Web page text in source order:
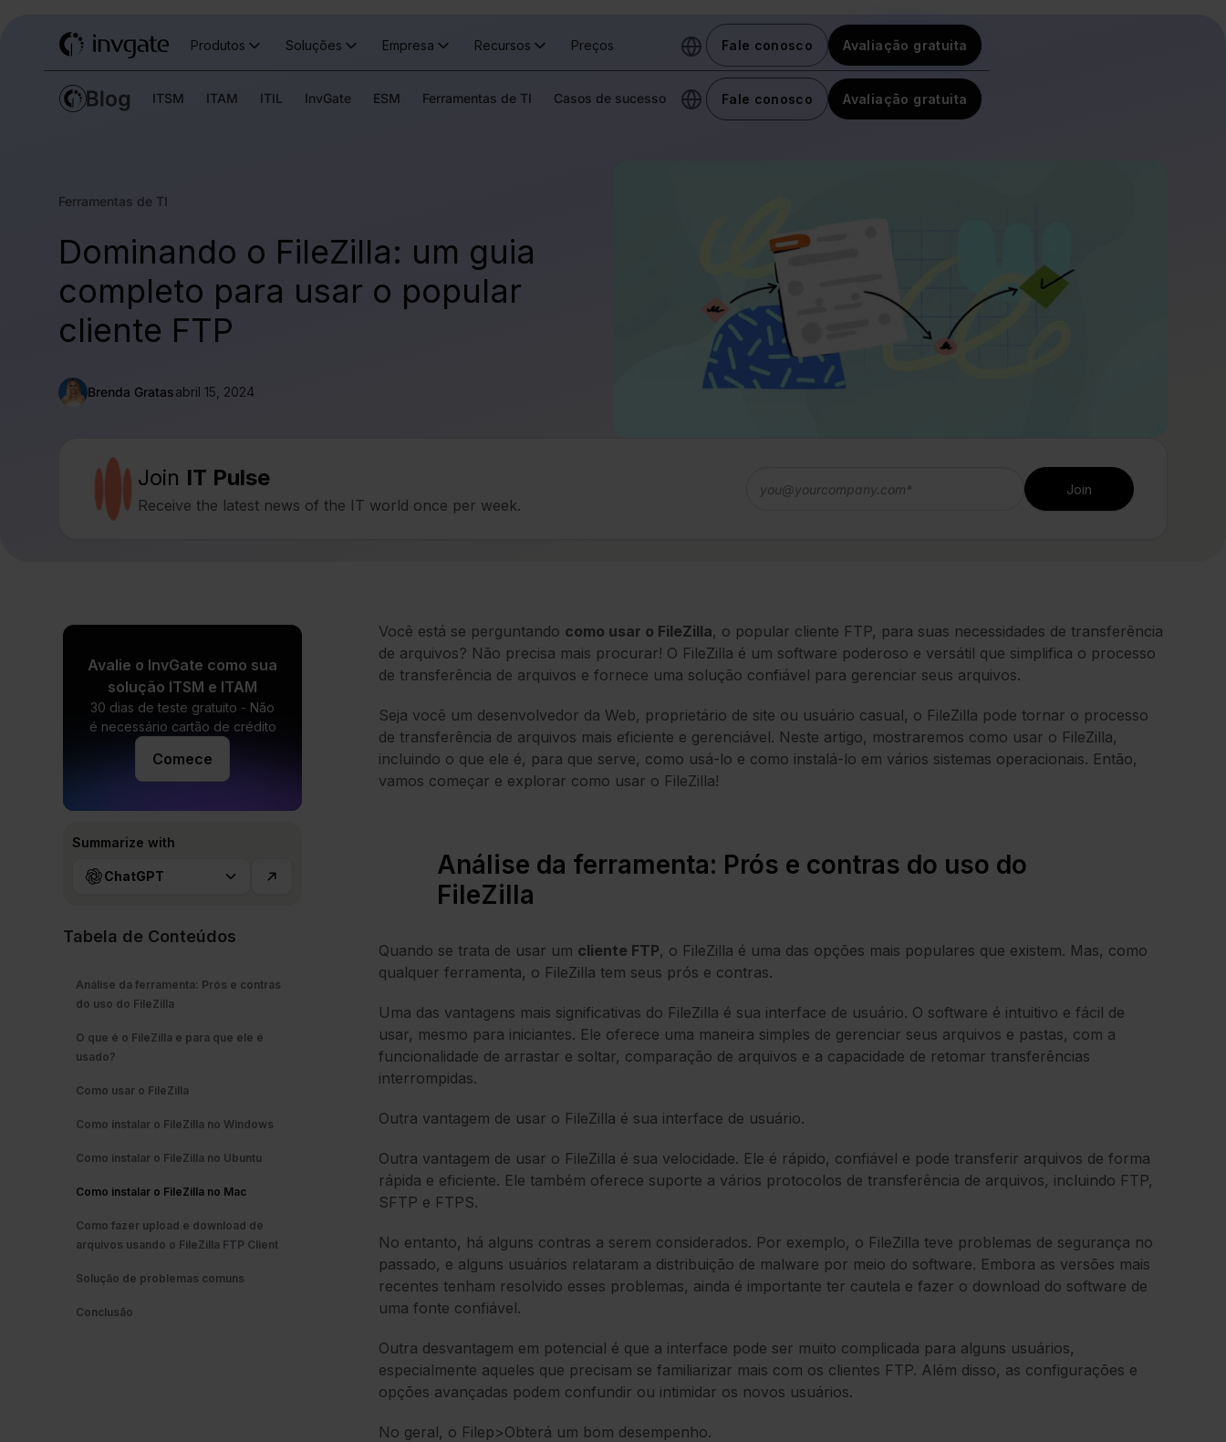
Produtos Soluções Empresa Recursos Preços Fale conosco Avaliação gratuita
ITSM ITAM ITIL InvGate ESM Ferramentas de TI Casos de sucesso Fale conosco Avaliação gratuita
Ferramentas de TI
Dominando o FileZilla: um guia
completo para usar o popular
cliente FTP
Brenda Gratasabril 15, 2024
Join IT Pulse
Receive the latest news of the IT world once per week.
Avalie o InvGate como sua
solução ITSM e ITAM
30 dias de teste gratuito - Não
é necessário cartão de crédito
Comece
Summarize with
ChatGPT
Tabela de Conteúdos
Análise da ferramenta: Prós e contras
do uso do FileZilla
O que é o FileZilla e para que ele é
usado?
Como usar o FileZilla
Como instalar o FileZilla no Windows
Como instalar o FileZilla no Ubuntu
Como instalar o FileZilla no Mac
Como fazer upload e download de
arquivos usando o FileZilla FTP Client
Solução de problemas comuns
Conclusão
Você está se perguntando como usar o FileZilla, o popular cliente FTP, para suas necessidades de transferência
de arquivos? Não precisa mais procurar! O FileZilla é um software poderoso e versátil que simplifica o processo
de transferência de arquivos e fornece uma solução confiável para gerenciar seus arquivos.
Seja você um desenvolvedor da Web, proprietário de site ou usuário casual, o FileZilla pode tornar o processo
de transferência de arquivos mais eficiente e gerenciável. Neste artigo, mostraremos como usar o FileZilla,
incluindo o que ele é, para que serve, como usá-lo e como instalá-lo em vários sistemas operacionais. Então,
vamos começar e explorar como usar o FileZilla!
Análise da ferramenta: Prós e contras do uso do
FileZilla
Quando se trata de usar um cliente FTP, o FileZilla é uma das opções mais populares que existem. Mas, como
qualquer ferramenta, o FileZilla tem seus prós e contras.
Uma das vantagens mais significativas do FileZilla é sua interface de usuário. O software é intuitivo e fácil de
usar, mesmo para iniciantes. Ele oferece uma maneira simples de gerenciar seus arquivos e pastas, com a
funcionalidade de arrastar e soltar, comparação de arquivos e a capacidade de retomar transferências
interrompidas.
Outra vantagem de usar o FileZilla é sua interface de usuário.
Outra vantagem de usar o FileZilla é sua velocidade. Ele é rápido, confiável e pode transferir arquivos de forma
rápida e eficiente. Ele também oferece suporte a vários protocolos de transferência de arquivos, incluindo FTP,
SFTP e FTPS.
No entanto, há alguns contras a serem considerados. Por exemplo, o FileZilla teve problemas de segurança no
passado, e alguns usuários relataram a distribuição de malware por meio do software. Embora as versões mais
recentes tenham resolvido esses problemas, ainda é importante ter cautela e fazer o download do software de
uma fonte confiável.
Outra desvantagem em potencial é que a interface pode ser muito complicada para alguns usuários,
especialmente aqueles que precisam se familiarizar mais com os clientes FTP. Além disso, as configurações e
opções avançadas podem confundir ou intimidar os novos usuários.
No geral, o Filep>Obterá um bom desempenho.